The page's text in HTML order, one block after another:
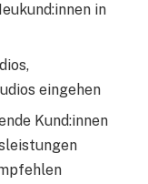
in
eingehen
Kund:innen